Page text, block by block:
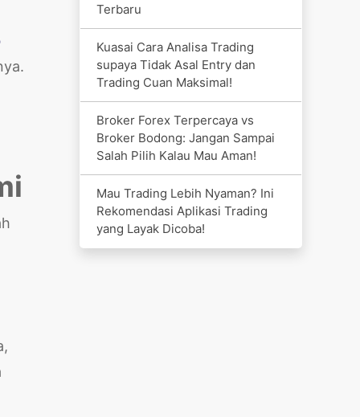
Terbaru
Kuasai Cara Analisa Trading
supaya Tidak Asal Entry dan
Trading Cuan Maksimal!
Broker Forex Terpercaya vs
Broker Bodong: Jangan Sampai
Salah Pilih Kalau Mau Aman!
Mau Trading Lebih Nyaman? Ini
Rekomendasi Aplikasi Trading
yang Layak Dicoba!